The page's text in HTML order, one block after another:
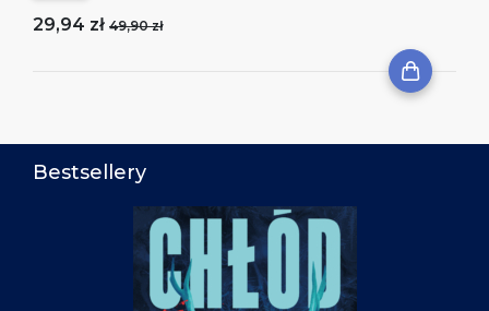
29,94 zł 49,90 zł
Bestsellery